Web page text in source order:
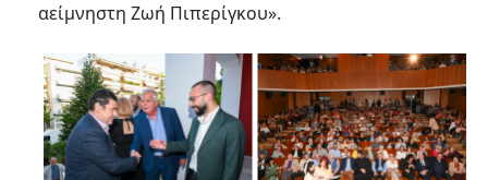
αείμνηστη Ζωή Πιπερίγκου».